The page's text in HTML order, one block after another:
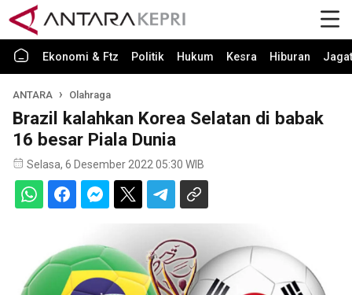
Ekonomi & Ftz Politik Hukum Kesra Hiburan Jagat
ANTARA Olahraga
Brazil kalahkan Korea Selatan di babak
16 besar Piala Dunia
Selasa, 6 Desember 2022 05:30 WIB